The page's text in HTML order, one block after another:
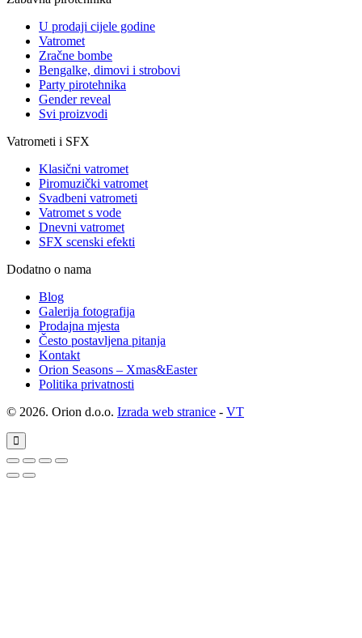
U prodaji cijele godine
Vatromet
Zračne bombe
Bengalke, dimovi i strobovi
Party pirotehnika
Gender reveal
Svi proizvodi
Vatrometi i SFX
Klasični vatromet
Piromuzički vatromet
Svadbeni vatrometi
Vatromet s vode
Dnevni vatromet
SFX scenski efekti
Dodatno o nama
Blog
Galerija fotografija
Prodajna mjesta
Često postavljena pitanja
Kontakt
Orion Seasons – Xmas&Easter
Politika privatnosti
© 2026. Orion d.o.o. Izrada web stranice - VT